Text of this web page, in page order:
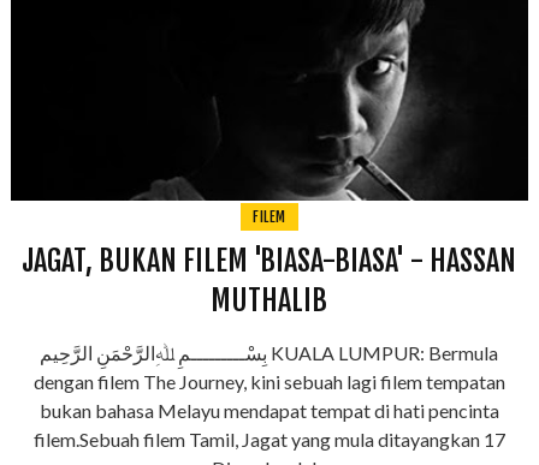
FILEM
JAGAT, BUKAN FILEM 'BIASA-BIASA' - HASSAN
MUTHALIB
بِسْـــــــــمِ ﷲِالرَّحْمَنِ الرَّحِيم KUALA LUMPUR: Bermula
dengan filem The Journey, kini sebuah lagi filem tempatan
bukan bahasa Melayu mendapat tempat di hati pencinta
filem.Sebuah filem Tamil, Jagat yang mula ditayangkan 17